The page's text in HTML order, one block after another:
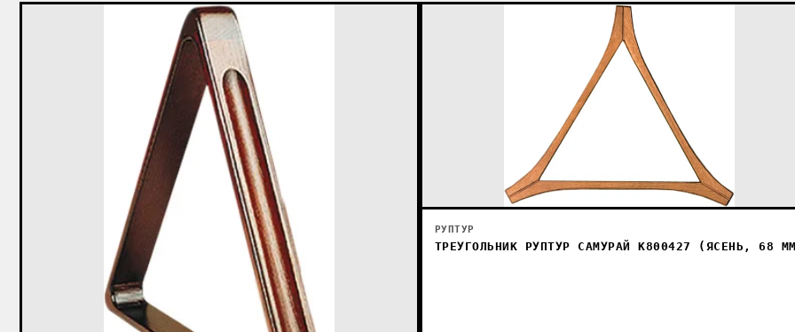
РУПТУР
ТРЕУГОЛЬНИК РУПТУР САМУРАЙ К800427 (ЯСЕНЬ, 68